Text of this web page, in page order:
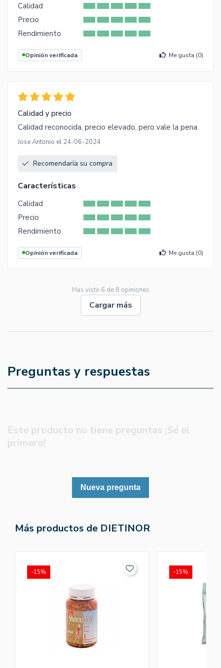
Calidad
Precio
Rendimiento
Opinión verificada Me gusta (0)
Calidad y precio
Calidad reconocida, precio elevado, pero vale la pena.
Jose Antonio el 24-06-2024
Recomendaría su compra
Características
Calidad
Precio
Rendimiento
Opinión verificada Me gusta (0)
Has visto 6 de 8 opiniones
Cargar más
Preguntas y respuestas
Este producto no tiene preguntas ¡Sé el
primero!
Nueva pregunta
Más productos de DIETINOR
-15% -15%